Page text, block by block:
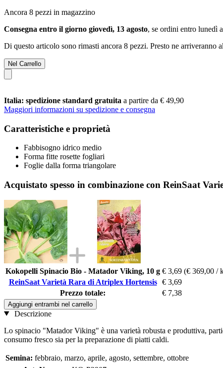
Ancora 8 pezzi in magazzino
Consegna entro il giorno giovedì, 13 agosto, se ordini entro lunedì
Di questo articolo sono rimasti ancora 8 pezzi. Presto ne
Nel Carrello
Italia: spedizione standard gratuita a partire da € 49,90
Maggiori informazioni su spedizione e consegna
Caratteristiche e proprietà
Fabbisogno idrico medio
Forma fitte rosette fogliari
Foglie dalla forma triangolare
Acquistato spesso in combinazione con ReinSaat
Kokopelli Spinacio Bio - Matador Viking, 10 g € 3,69 (€ 369,00 /
ReinSaat Varietà Rara di Atriplex Hortensis
€ 3,69
Prezzo totale:
€ 7,38
Aggiungi entrambi nel carrello
Descrizione
Lo spinacio "Matador Viking" è una varietà robusta e produttiva,
consumo fresco sia per la preparazione di piatti caldi.
Semina: febbraio, marzo, aprile, agosto, settembre, ottobre